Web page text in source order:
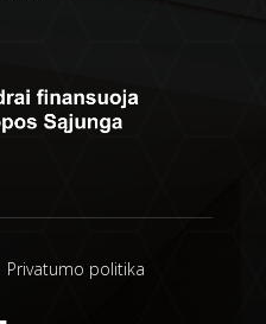
Privatumo politika